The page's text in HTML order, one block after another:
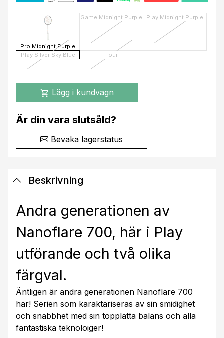
Pro Midnight Purple
Game Midnight Purple Play Midnight Purple
Play Silver Sky Blue Tour
shopping_cart Lägg i kundvagn
Är din vara slutsåld?
Bevaka lagerstatus
Beskrivning
Andra generationen av
Nanoflare 700, här i Play
utförande och två olika
färgval.
Äntligen är andra generationen Nanoflare 700
här! Serien som karaktäriseras av sin smidighet
och snabbhet med sin topplätta balans och alla
fantastiska teknoloiger!